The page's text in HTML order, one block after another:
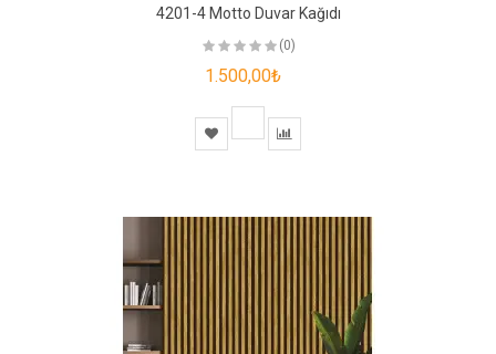
4201-4 Motto Duvar Kağıdı
(0)
1.500,00₺